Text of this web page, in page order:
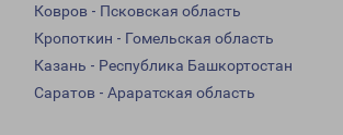
Ковров - Псковская область
Кропоткин - Гомельская область
Казань - Республика Башкортостан
Саратов - Араратская область